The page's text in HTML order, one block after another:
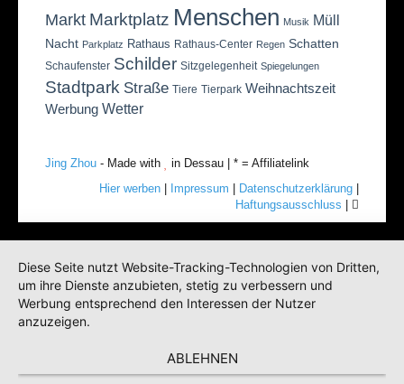
Markt Marktplatz Menschen Musik Müll
Nacht Parkplatz Rathaus Rathaus-Center Regen Schatten
Schaufenster Schilder Sitzgelegenheit Spiegelungen
Stadtpark Straße Tiere Tierpark Weihnachtszeit
Werbung Wetter
Jing Zhou - Made with
in Dessau | * = Affiliatelink
Hier werben
Impressum Datenschutzerklärung
Haftungsausschluss
Diese Seite nutzt Website-Tracking-Technologien von Dritten,
um ihre Dienste anzubieten, stetig zu verbessern und
Werbung entsprechend den Interessen der Nutzer
anzuzeigen.
ABLEHNEN